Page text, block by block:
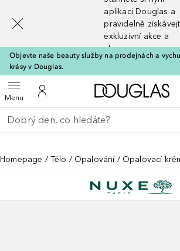
aplikaci Douglas a
pravidelně
exkluzivní akce a
slevy
Objevte naše beauty služby na prodejnách a
krásy v Douglas.
MenuOtevřít menuK mému účtu
Vraťte se
Proveďte vyhledávání
Homepage Tělo Opalování Opalovací
[navigation.slideout.screenreader]